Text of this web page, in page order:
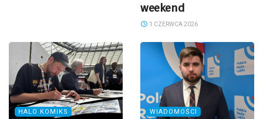
weekend
1 CZERWCA 2026
HALO KOMIKS WIADOMOŚCI